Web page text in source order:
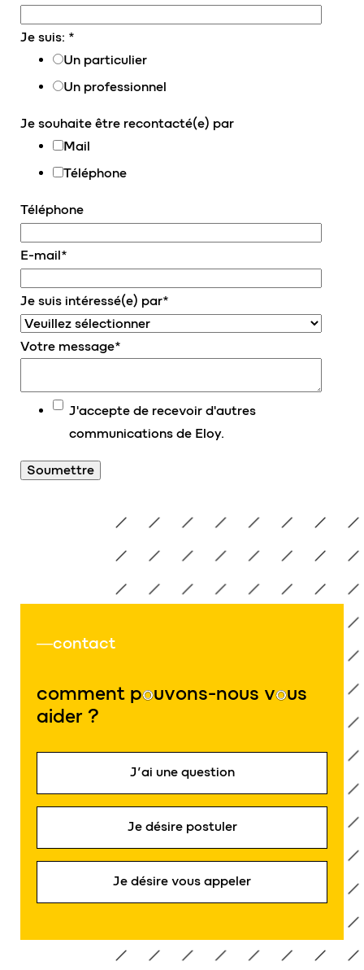
Je suis: *
Un particulier
Un professionnel
Je souhaite être recontacté(e) par
Mail
Téléphone
Téléphone
E-mail*
Je suis intéressé(e) par*
Votre message*
J'accepte de recevoir d'autres
communications de Eloy.
contact
comment pouvons-nous vous
aider ?
J’ai une question
Je désire postuler
Je désire vous appeler